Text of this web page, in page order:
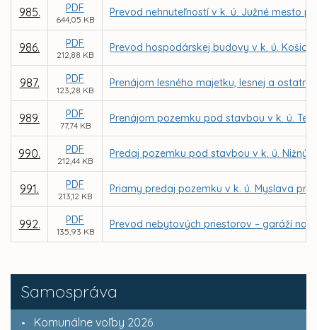
Samospráva
Komunálne voľby 2026
985. PDF
644,05 KB
Prevod nehnuteľností v k. ú. Južné mesto
986. PDF
212,88 KB
Prevod hospodárskej budovy v k. ú.
987. PDF
123,28 KB
Prenájom lesného majetku, lesnej a
989. PDF
77,74 KB
Prenájom pozemku pod stavbou v k. ú.
990. PDF
212,44 KB
Predaj pozemku pod stavbou v k. ú. Nižný
991. PDF
213,12 KB
Priamy predaj pozemku v k. ú. Myslava pre
992. PDF
135,93 KB
Prevod nebytových priestorov – garáží na